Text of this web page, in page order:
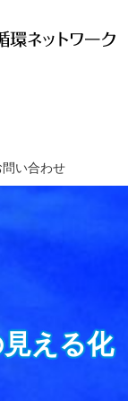
問い合わせ
える化